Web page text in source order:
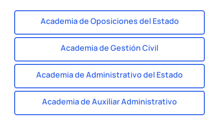
Academia de Oposiciones del Estado
Academia de Gestión Civil
Academia de Administrativo del Estado
Academia de Auxiliar Administrativo